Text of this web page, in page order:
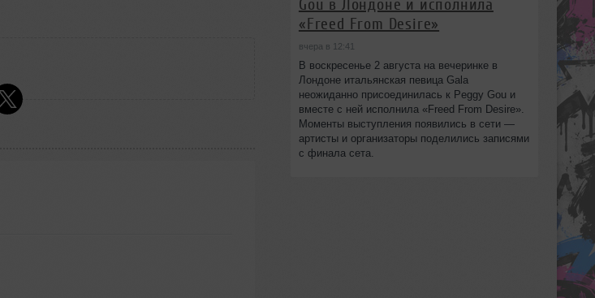
Gou в Лондоне и исполнила
«Freed From Desire»
вчера в 12:41
В воскресенье 2 августа на вечеринке в
Лондоне итальянская певица Gala
неожиданно присоединилась к Peggy Gou и
вместе с ней исполнила «Freed From Desire».
Моменты выступления появились в сети —
артисты и организаторы поделились записями
с финала сета.